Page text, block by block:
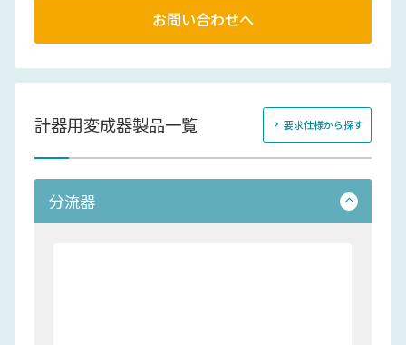
お問い合わせへ
計器用変成器製品一覧 要求仕様から探す
分流器